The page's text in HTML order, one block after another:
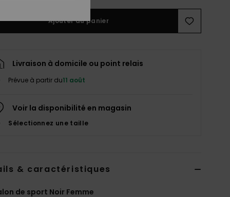
Ajouter au panier
Livraison à domicile ou point relais
Prévue à partir du11 août
Voir la disponibilité en magasin
Sélectionnez une taille
& caractéristiques
de sport Noir Femme